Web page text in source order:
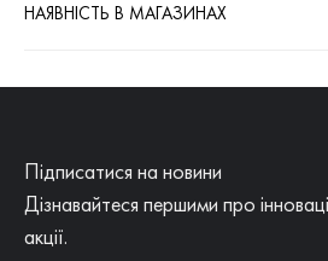
НАЯВНІСТЬ В МАГАЗИНАХ
Підписатися на новини
Дізнавайтеся першими про
акції.